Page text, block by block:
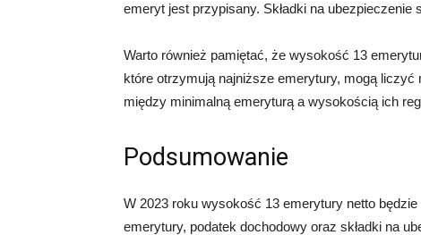
emeryt jest przypisany. Składki na ubezpieczenie
Warto również pamiętać, że wysokość 13
które otrzymują najniższe emerytury, mogą
między minimalną emeryturą a wysokością ich
Podsumowanie
W 2023 roku wysokość 13 emerytury netto
emerytury, podatek dochodowy oraz składki na